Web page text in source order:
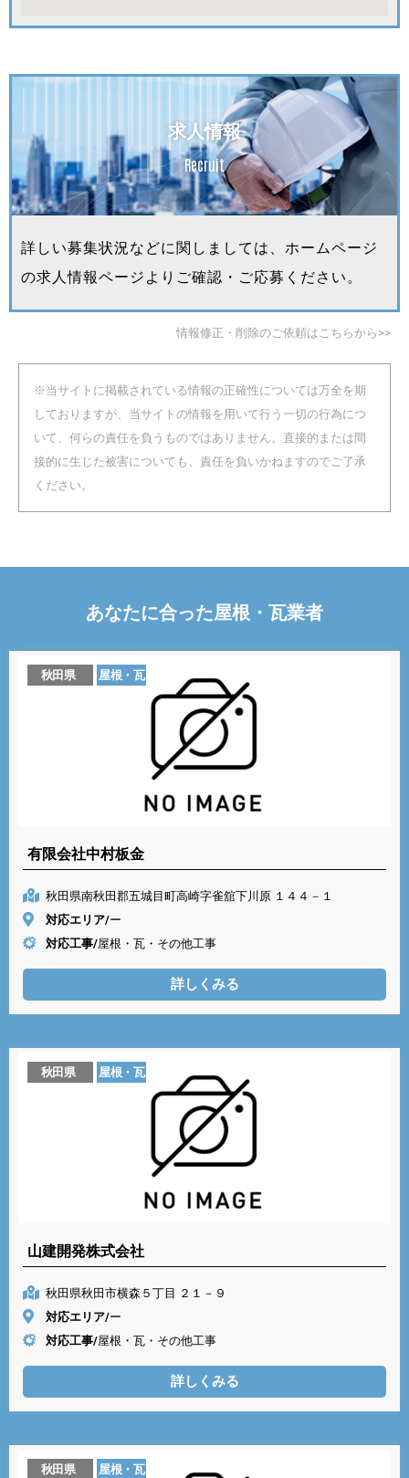
求人情報
Recruit
詳しい募集状況などに関しましては、ホームページ
の求人情報ページよりご確認・ご応募ください。
情報修正・削除のご依頼はこちらから>>
※当サイトに掲載されている情報の正確性については万全を期
しておりますが、当サイトの情報を用いて行う一切の行為につ
いて、何らの責任を負うものではありません。直接的または間
接的に生じた被害についても、責任を負いかねますのでご了承
ください。
あなたに合った屋根・瓦業者
秋田県 屋根・瓦
有限会社中村板金
秋田県南秋田郡五城目町高崎字雀舘下川原 １４４－１
対応エリア/ー
対応工事/屋根・瓦・その他工事
詳しくみる
秋田県 屋根・瓦
山建開発株式会社
秋田県秋田市横森５丁目 ２１－９
対応エリア/ー
対応工事/屋根・瓦・その他工事
詳しくみる
秋田県 屋根・瓦